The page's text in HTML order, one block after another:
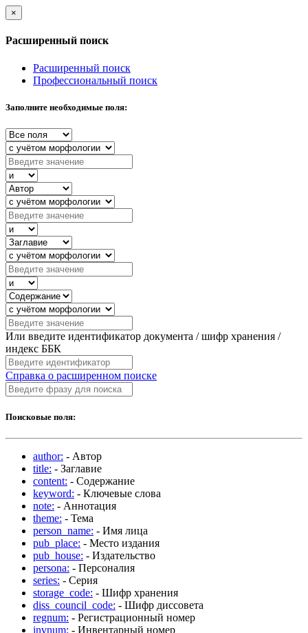
×
Расширенный поиск
Расширенный поиск
Профессиональный поиск
Заполните необходимые поля:
Или введите идентификатор документа / шифр хранения /
индекс ББК
Справка о расширенном поиске
Поисковые поля:
author: - Автор
title: - Заглавие
content: - Содержание
keyword: - Ключевые слова
note: - Аннотация
theme: - Тема
person_name: - Имя лица
pub_place: - Место издания
pub_house: - Издательство
persona: - Персоналия
series: - Серия
storage_code: - Шифр хранения
diss_council_code: - Шифр диссовета
regnum: - Регистрационный номер
invnum: - Инвентарный номер